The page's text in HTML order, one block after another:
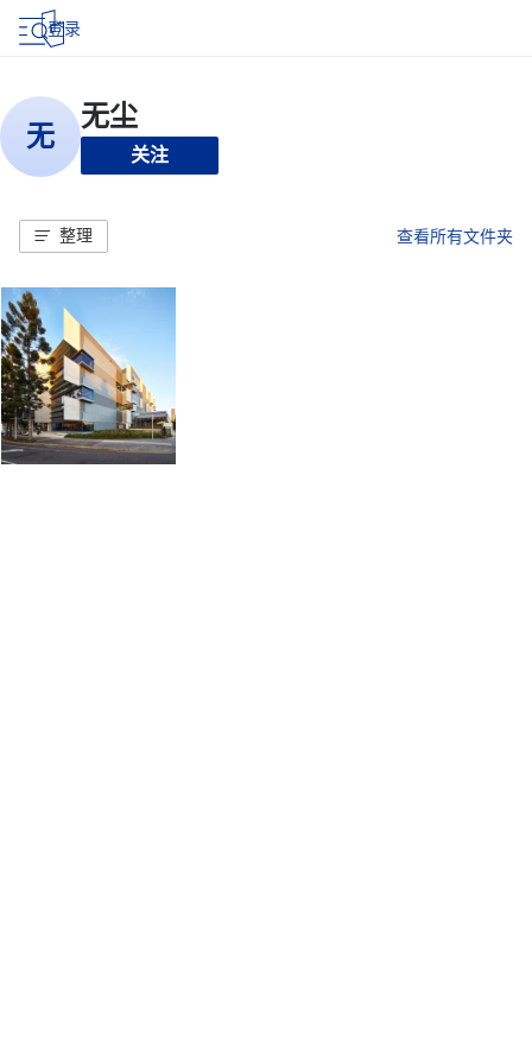
登录
关注
整理 查看所有文件夹